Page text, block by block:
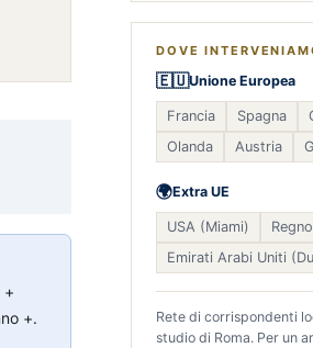
+
+.
DOVE
🇪🇺Unione Europea
Francia Spagna
Olanda
Austria
🌍Extra UE
USA (Miami)
Emirati Arabi Uniti
Rete di corrispondenti
studio di Roma. Per un